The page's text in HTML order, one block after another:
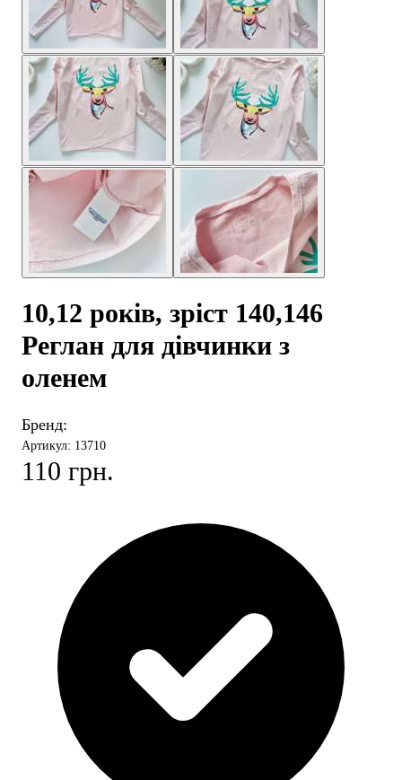
10,12 років, зріст 140,146
Реглан для дівчинки з
оленем
Бренд:
Артикул: 13710
110 грн.